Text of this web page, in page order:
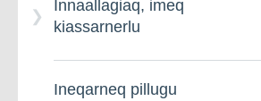
Innaallagiaq, imeq
kiassarnerlu
Ineqarneq pillugu